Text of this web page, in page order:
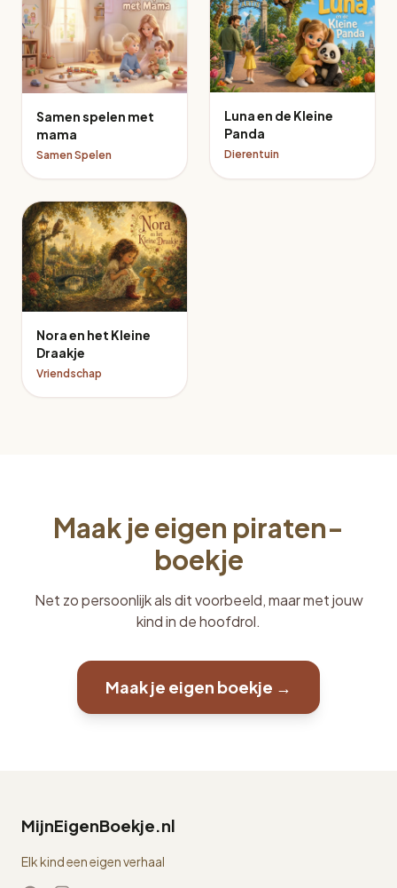
Samen spelen met
mama
Samen Spelen
Luna en de Kleine
Panda
Dierentuin
Nora en het Kleine
Draakje
Vriendschap
Maak je eigen piraten-
boekje
Net zo persoonlijk als dit voorbeeld, maar met jouw
kind in de hoofdrol.
Maak je eigen boekje →
MijnEigenBoekje.nl
Elk kind een eigen verhaal